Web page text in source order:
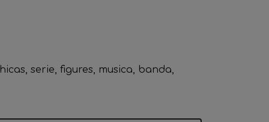
serie figures musica
banda